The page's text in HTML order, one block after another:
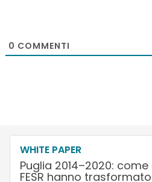
0 COMMENTI
WHITE PAPER
Puglia 2014–2020:
FESR hanno